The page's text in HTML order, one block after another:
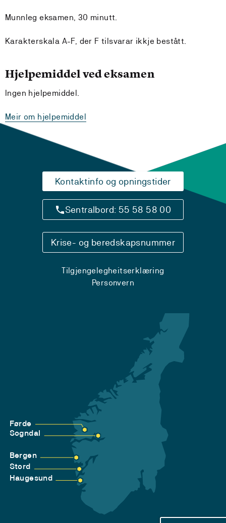
Munnleg eksamen, 30 minutt.
Karakterskala A-F, der F tilsvarar ikkje bestått.
Hjelpemiddel ved eksamen
Ingen hjelpemiddel.
Meir om hjelpemiddel
Kontaktinfo og opningstider
Sentralbord: 55 58 58 00
Krise- og beredskapsnummer
Tilgjengelegheitserklæring
Personvern
Førde
Sogndal
Bergen
Stord
Haugesund